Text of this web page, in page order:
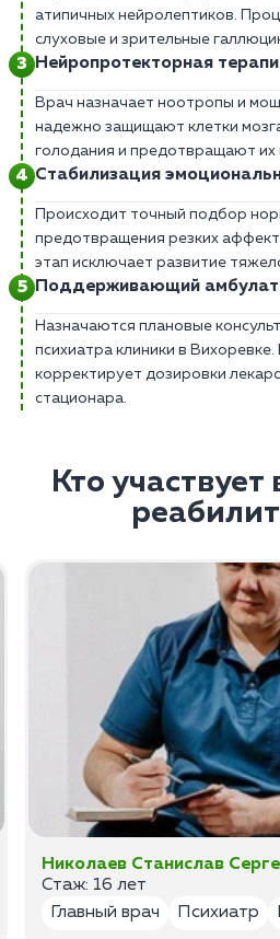
атипичных нейролептиков.
слуховые и зрительные
Нейропротекторная
Врач назначает ноотропы и
надежно защищают клетки
голодания и предотвращают их
Стабилизация
Происходит точный подбор
предотвращения резких
этап исключает развитие
Поддерживающий
Назначаются плановые
психиатра клиники в
корректирует дозировки
стационара.
Кто участвует
Николаев Станислав
Стаж: 16 лет
Главный врач
Психиатр